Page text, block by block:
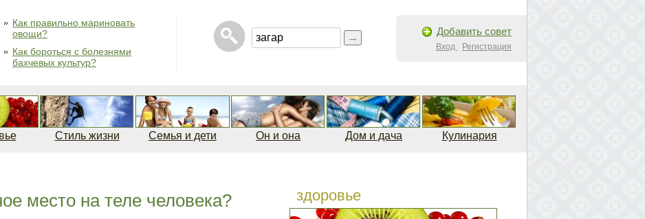
Как правильно мариновать
овощи?
Как бороться с болезнями
бахчевых культур?
Добавить совет
Вход Регистрация
Стиль жизни Семья и дети Он и она Дом и дача Кулинария
место на теле человека? здоровье